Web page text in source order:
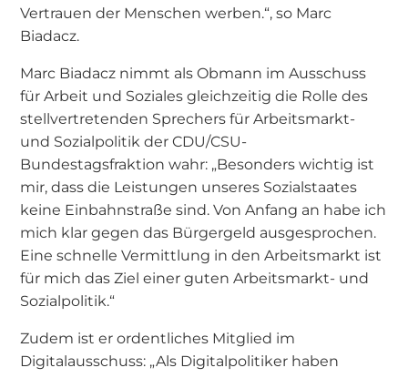
Vertrauen der Menschen werben.“, so Marc
Biadacz.
Marc Biadacz nimmt als Obmann im Ausschuss
für Arbeit und Soziales gleichzeitig die Rolle des
stellvertretenden Sprechers für Arbeitsmarkt-
und Sozialpolitik der CDU/CSU-
Bundestagsfraktion wahr: „Besonders wichtig ist
mir, dass die Leistungen unseres Sozialstaates
keine Einbahnstraße sind. Von Anfang an habe ich
mich klar gegen das Bürgergeld ausgesprochen.
Eine schnelle Vermittlung in den Arbeitsmarkt ist
für mich das Ziel einer guten Arbeitsmarkt- und
Sozialpolitik.“
Zudem ist er ordentliches Mitglied im
Digitalausschuss: „Als Digitalpolitiker haben